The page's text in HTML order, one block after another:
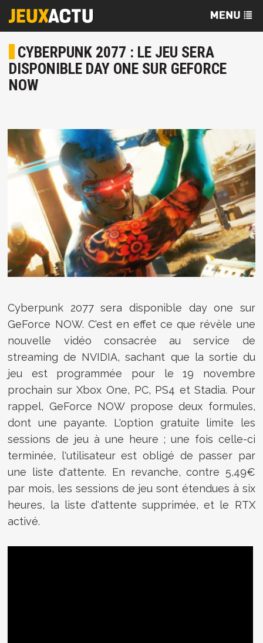
CYBERPUNK 2077 : LE JEU SERA
DISPONIBLE DAY ONE SUR GEFORCE
NOW
Cyberpunk 2077 sera disponible day one sur
GeForce NOW. C'est en effet ce que révèle une
nouvelle vidéo consacrée au service de
streaming de NVIDIA, sachant que la sortie du
jeu est programmée pour le 19 novembre
prochain sur Xbox One, PC, PS4 et Stadia. Pour
rappel, GeForce NOW propose deux formules,
dont une payante. L'option gratuite limite les
sessions de jeu à une heure ; une fois celle-ci
terminée, l'utilisateur est obligé de passer par
une liste d'attente. En revanche, contre 5,49€
par mois, les sessions de jeu sont étendues à six
heures, la liste d'attente supprimée, et le RTX
activé.